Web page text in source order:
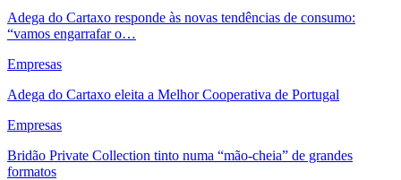
Adega do Cartaxo responde às novas tendências de consumo:
“vamos engarrafar o…
Empresas
Adega do Cartaxo eleita a Melhor Cooperativa de Portugal
Empresas
Bridão Private Collection tinto numa “mão-cheia” de grandes
formatos